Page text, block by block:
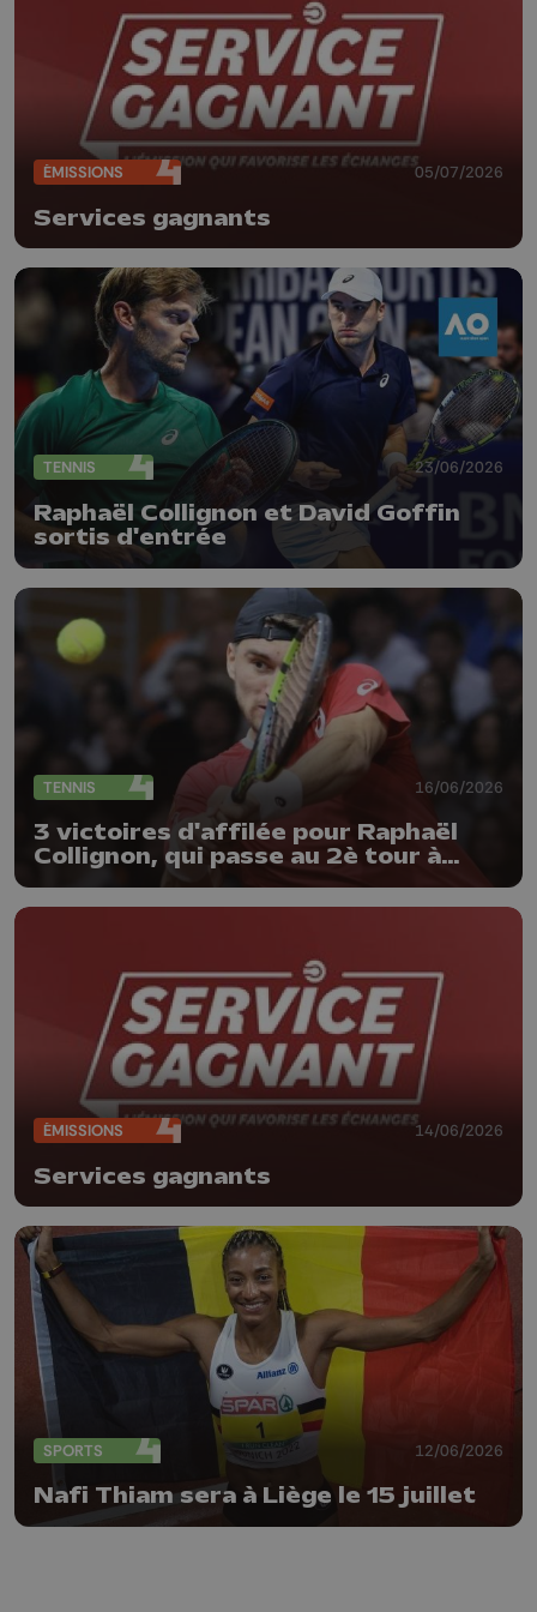
ÉMISSIONS 05/07/2026
Services gagnants
TENNIS 23/06/2026
Raphaël Collignon et David Goffin
sortis d'entrée
TENNIS 16/06/2026
3 victoires d'affilée pour Raphaël
Collignon, qui passe au 2è tour à
ÉMISSIONS 14/06/2026
Services gagnants
SPORTS 12/06/2026
Nafi Thiam sera à Liège le 15 juillet